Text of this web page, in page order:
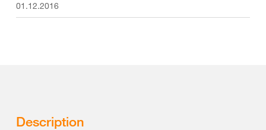
01.12.2016
Description